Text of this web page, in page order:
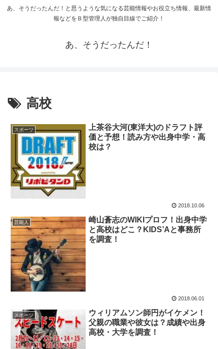
あ、そうだったんだ！と思うような気になる芸能情報やお役立ち情報、最新情
報などをＢ型管理人が独自目線でご紹介！
あ、そうだったんだ！
高校
スポーツ
上茶谷大河(東洋大)のドラフト評
価と予想！読み方や出身中学・高
校は？
2018.10.06
芸能人
崎山蒼志のWIKIプロフ！出身中学
と高校はどこ？KIDS’Aと事務所
を調査！
2018.06.01
スポーツ
ウィリアムソン師円がイケメン！
父親の職業や彼女は？成績や出身
高校・大学を調査！